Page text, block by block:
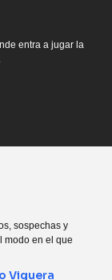
entra a jugar la
sospechas y
modo en el que
Viguera